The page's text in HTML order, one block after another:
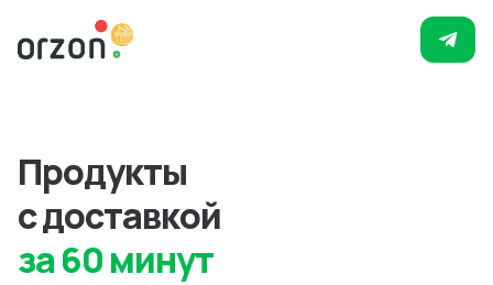
Продукты
с доставкой
за 60 минут